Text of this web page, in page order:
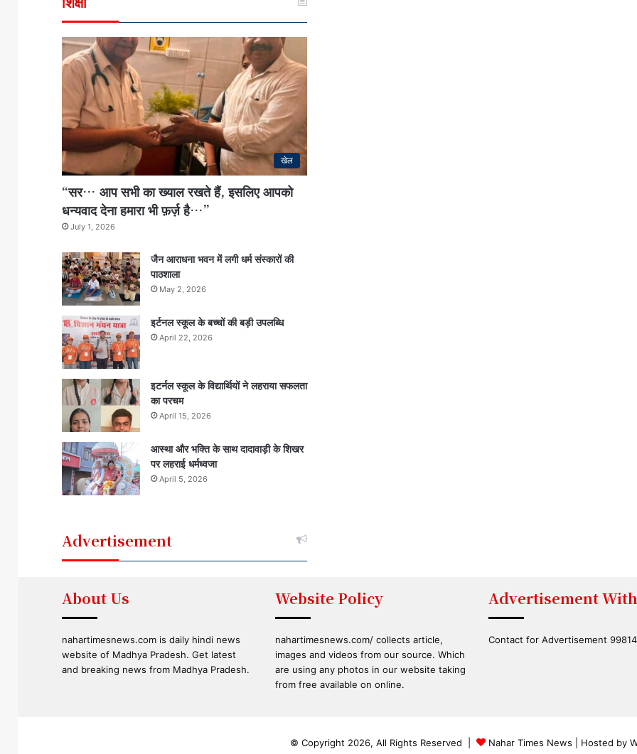
खेल
“सर… आप सभी का ख्याल रखते हैं, इसलिए आपको
धन्यवाद देना हमारा भी फ़र्ज़ है…”
July 1, 2026
जैन आराधना भवन में लगी धर्म संस्कारों की
पाठशाला
May 2, 2026
इर्टनल स्कूल के बच्चों की बड़ी उपलब्धि
April 22, 2026
इटर्नल स्कूल के विद्यार्थियों ने लहराया सफलता
का परचम
April 15, 2026
आस्था और भक्ति के साथ दादावाड़ी के शिखर
पर लहराई धर्मध्वजा
April 5, 2026
Advertisement
About Us
nahartimesnews.com is daily hindi news
website of Madhya Pradesh. Get latest
and breaking news from Madhya Pradesh.
Website Policy
nahartimesnews.com/ collects article,
images and videos from our source. Which
are using any photos in our website taking
from free available on online.
Advertisement
Contact for Advertisement
© Copyright 2026, All Rights Reserved | Nahar Times News | Hosted by